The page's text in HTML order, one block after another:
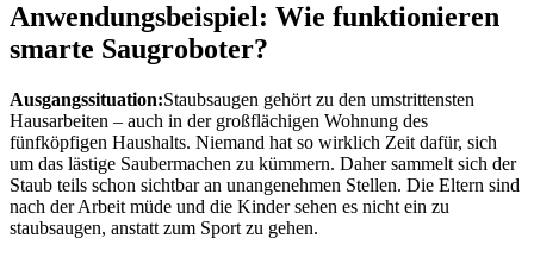
Anwendungsbeispiel: Wie funktionieren
smarte Saugroboter?
Ausgangssituation:Staubsaugen gehört zu den umstrittensten
Hausarbeiten – auch in der großflächigen Wohnung des
fünfköpfigen Haushalts. Niemand hat so wirklich Zeit dafür, sich
um das lästige Saubermachen zu kümmern. Daher sammelt sich der
Staub teils schon sichtbar an unangenehmen Stellen. Die Eltern sind
nach der Arbeit müde und die Kinder sehen es nicht ein zu
staubsaugen, anstatt zum Sport zu gehen.